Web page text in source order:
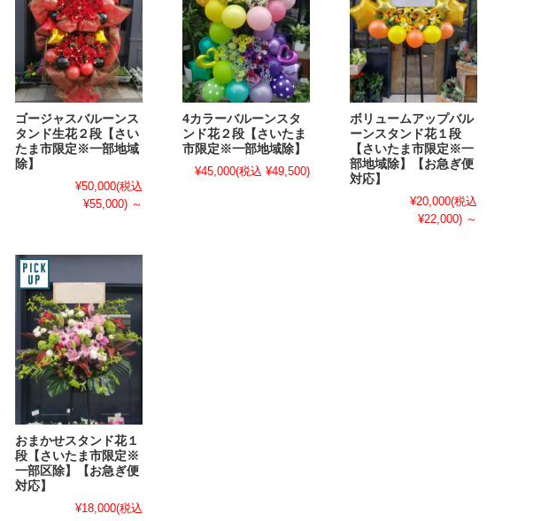
ゴージャスバルーンス
タンド生花２段【さい
たま市限定※一部地域
除】
¥50,000(税込
¥55,000) ～
4カラーバルーンスタ
ンド花２段【さいたま
市限定※一部地域除】
¥45,000(税込 ¥49,500)
ボリュームアップバル
ーンスタンド花１段
【さいたま市限定※一
部地域除】【お急ぎ便
対応】
¥20,000(税込
¥22,000) ～
おまかせスタンド花１
段【さいたま市限定※
一部区除】【お急ぎ便
対応】
¥18,000(税込